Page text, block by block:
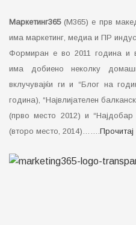
Маркетинг365(М365) е прв
има маркетинг, медиа и ПР
Формиран е во 2011 година и
има добиено неколку
вклучувајќи ги и “Блог на
година), “Највлијателен
(прво место 2012) и “Најдобар
(второ место, 2014)…….